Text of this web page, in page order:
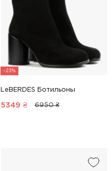
-23%
LeBERDES Ботильоны
5349 ₴ 6950 ₴